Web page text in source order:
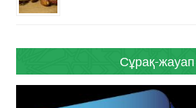
Сұрақ-жауап